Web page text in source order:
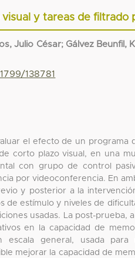
y tareas de filtrado
Julio César; Gálvez Beunfil,
138781
el efecto de un programa
corto plazo visual, en una
con grupo de control
por videoconferencia. En
y posterior a la
de estímulo y niveles de
usadas. La post-
en la capacidad de
general, usada para
mejorar la capacidad de